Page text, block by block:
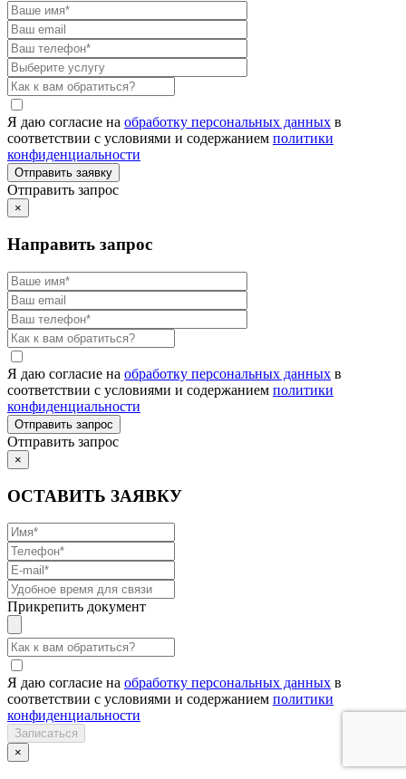
Я даю согласие на обработку персональных данных в
соответствии с условиями и содержанием политики
конфиденциальности
Отправить запрос
×
Направить запрос
Я даю согласие на обработку персональных данных в
соответствии с условиями и содержанием политики
конфиденциальности
Отправить запрос
×
ОСТАВИТЬ ЗАЯВКУ
Прикрепить документ
Я даю согласие на обработку персональных данных в
соответствии с условиями и содержанием политики
конфиденциальности
×